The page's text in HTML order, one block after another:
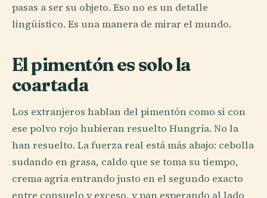
pasas a ser su objeto. Eso no es un detalle
lingüístico. Es una manera de mirar el mundo.
El pimentón es solo la
coartada
Los extranjeros hablan del pimentón como si con
ese polvo rojo hubieran resuelto Hungría. No la
han resuelto. La fuerza real está más abajo: cebolla
sudando en grasa, caldo que se toma su tiempo,
crema agria entrando justo en el segundo exacto
entre consuelo y exceso, y pan esperando al lado